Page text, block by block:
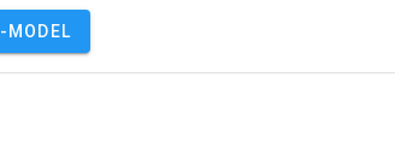
MODEL